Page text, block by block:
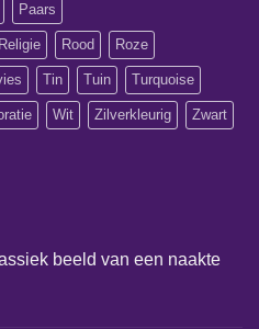
Paars
Religie Rood Roze
Tin Tuin Turquoise
Wit Zilverkleurig Zwart
beeld van een naakte